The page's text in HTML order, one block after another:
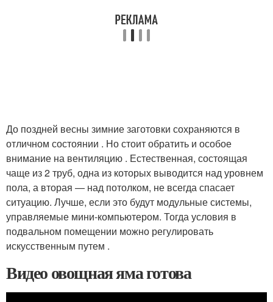
До поздней весны зимние заготовки сохраняются в
отличном состоянии . Но стоит обратить и особое
внимание на вентиляцию . Естественная, состоящая
чаще из 2 труб, одна из которых выводится над уровнем
пола, а вторая — над потолком, не всегда спасает
ситуацию. Лучше, если это будут модульные системы,
управляемые мини-компьютером. Тогда условия в
подвальном помещении можно регулировать
искусственным путем .
Видео овощная яма готова